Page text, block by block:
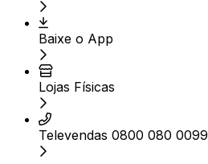
Baixe o App
Lojas Físicas
Televendas 0800 080 0099